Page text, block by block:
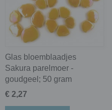
Glas bloemblaadjes
Sakura parelmoer -
goudgeel; 50 gram
€ 2,27